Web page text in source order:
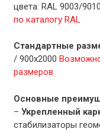
цвета: RAL 9003/9010
по каталогу RAL
Стандартные
/ 900х2000
размеров.
Основные
– Укрепленный
стабилизаторы